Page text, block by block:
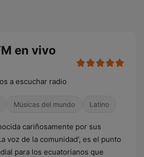
en vivo
a escuchar radio
Músicas del mundo Latino
cariñosamente por sus
voz de la comunidad', es el punto
para los ecuatorianos que